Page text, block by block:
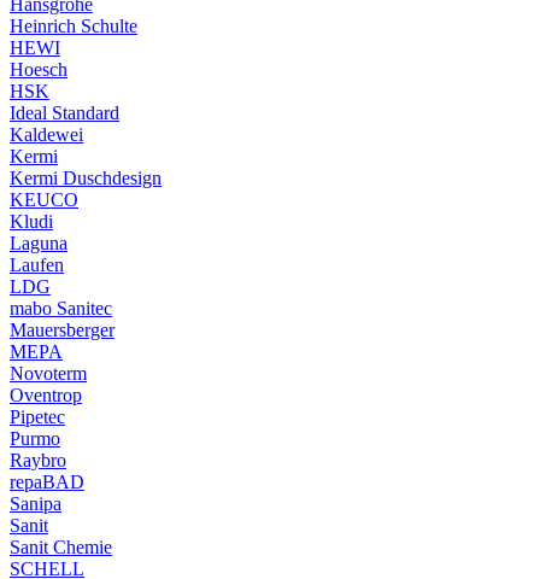
Hansgrohe
Heinrich Schulte
HEWI
Hoesch
HSK
Ideal Standard
Kaldewei
Kermi
Kermi Duschdesign
KEUCO
Kludi
Laguna
Laufen
LDG
mabo Sanitec
Mauersberger
MEPA
Novoterm
Oventrop
Pipetec
Purmo
Raybro
repaBAD
Sanipa
Sanit
Sanit Chemie
SCHELL